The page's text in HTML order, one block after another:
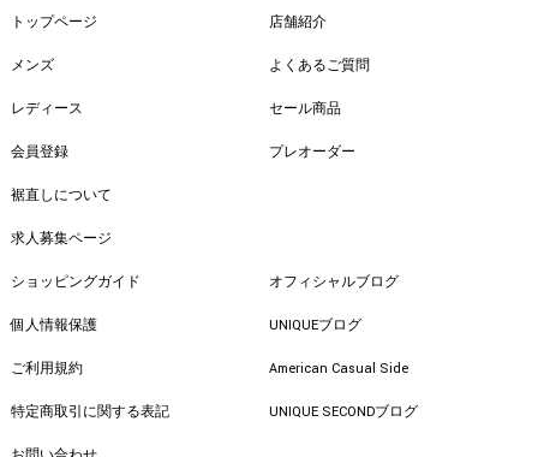
トップページ
メンズ
レディース
会員登録
裾直しについて
求人募集ページ
店舗紹介
よくあるご質問
セール商品
プレオーダー
ショッピングガイド
個人情報保護
ご利用規約
特定商取引に関する表記
オフィシャルブログ
UNIQUEブログ
American Casual Side
UNIQUE SECONDブログ